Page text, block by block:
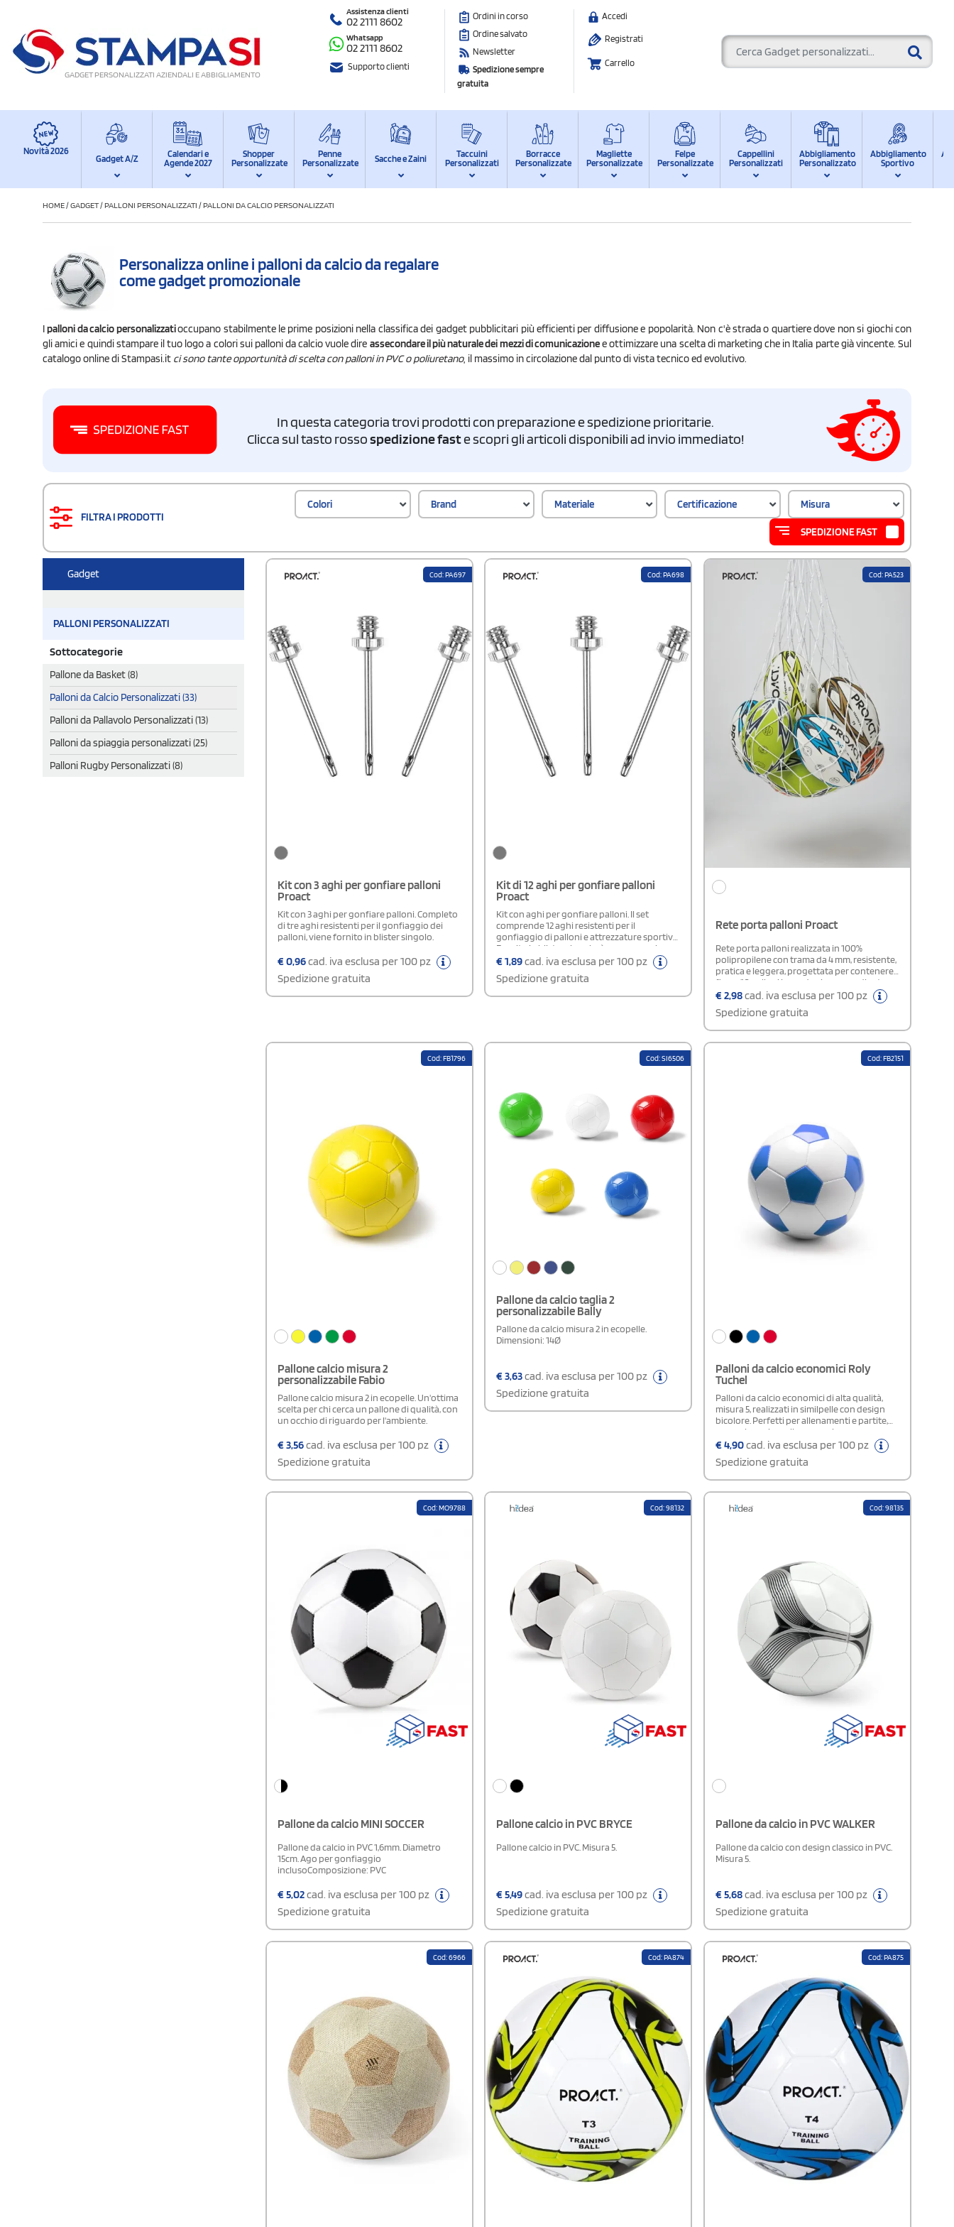
GADGET PERSONALIZZATI AZIENDALI E ABBIGLIAMENTO
Assistenza clienti
02 2111 8602
Whatsapp
02 2111 8602
Supporto clienti
Ordini in corso
Ordine salvato
Newsletter
Spedizione sempre
gratuita
Accedi
Registrati
Carrello
Novità 2026
Gadget A/Z
Calendari e
Agende 2027
Shopper
Personalizzate
Penne
Personalizzate
Sacche e Zaini
Taccuini
Personalizzati
Borracce
Personalizzate
Magliette
Personalizzate
Felpe
Personalizzate
Cappellini
Personalizzati
Abbigliamento
Personalizzato
Abbigliamento
Sportivo
HOME/GADGET/PALLONI PERSONALIZZATI /PALLONI DA CALCIO PERSONALIZZATI
Personalizza online i palloni da calcio da regalare
come gadget promozionale
Ipalloni da calcio personalizzatioccupano stabilmente le prime posizioni nella classifica dei gadget pubblicitari più efficienti per diffusione e popolarità. Non c'è strada o quartiere dove non si giochi con
gli amici e quindi stampare il tuo logo a colori sui palloni da calcio vuole dire assecondare il più naturale dei mezzi di comunicazionee ottimizzare una scelta di marketing che in Italia parte già vincente. Sul
catalogo online di Stampasi.it ci sono tante opportunità di scelta con palloni in PVC o poliuretano, il massimo in circolazione dal punto di vista tecnico ed evolutivo.
In questa categoria trovi prodotti con preparazione e spedizione prioritarie.
Clicca sul tasto rossospedizione faste scopri gli articoli disponibili ad invio immediato!
FILTRA I PRODOTTI
Colori Brand Materiale Certificazione Misura
SPEDIZIONE FAST
Gadget
PALLONI PERSONALIZZATI
Sottocategorie
Pallone da Basket (8)
Palloni da Calcio Personalizzati (33)
Palloni da Pallavolo Personalizzati (13)
Palloni da spiaggia personalizzati (25)
Palloni Rugby Personalizzati (8)
Cod: PA697
Kit con 3 aghi per gonfiare palloni
Proact
Kit con 3 aghi per gonfiare palloni. Completo
di tre aghi resistenti per il gonfiaggio dei
palloni, viene fornito in blister singolo.
€0,96cad. iva esclusa per 100 pz
Spedizione gratuita
Cod: PA698
Kit di 12 aghi per gonfiare palloni
Proact
Kit con aghi per gonfiare palloni. Il set
comprende 12 aghi resistenti per il
gonfiaggio di palloni e attrezzature sportive.
Fornito in blister singolo, è un accessorio
indispensabile per squadre, palestre
€1,89cad. iva esclusa per 100 pz
Spedizione gratuita
Cod: PA523
Rete porta palloni Proact
Rete porta palloni realizzata in 100%
polipropilene con trama da 4 mm, resistente,
pratica e leggera, progettata per contenere
fino a 10 palloni in modo sicuro e ordinato,
ideale per allenamenti, trasferte e attività di
elevata capacità e facilità di trasporto
€2,98cad. iva esclusa per 100 pz
Spedizione gratuita
Cod: FB1796
Pallone calcio misura 2
personalizzabile Fabio
Pallone calcio misura 2 in ecopelle. Un'ottima
scelta per chi cerca un pallone di qualità, con
un occhio di riguardo per l'ambiente.
€3,56cad. iva esclusa per 100 pz
Spedizione gratuita
Cod: SI6506
Pallone da calcio taglia 2
personalizzabile Bally
Pallone da calcio misura 2 in ecopelle.
Dimensioni: 14Ø
€3,63cad. iva esclusa per 100 pz
Spedizione gratuita
Cod: FB2151
Palloni da calcio economici Roly
Tuchel
Palloni da calcio economici di alta qualità,
misura 5, realizzati in similpelle con design
bicolore. Perfetti per allenamenti e partite,
senza rinunciare alla convenienza.
€4,90cad. iva esclusa per 100 pz
Spedizione gratuita
Cod: MO9788
Pallone da calcio MINI SOCCER
Pallone da calcio in PVC 1,6mm. Diametro
15cm. Ago per gonfiaggio
inclusoComposizione: PVC
€5,02cad. iva esclusa per 100 pz
Spedizione gratuita
Cod: 98132
Pallone calcio in PVC BRYCE
Pallone calcio in PVC. Misura 5.
€5,49cad. iva esclusa per 100 pz
Spedizione gratuita
Cod: 98135
Pallone da calcio in PVC WALKER
Pallone da calcio con design classico in PVC.
Misura 5.
€5,68cad. iva esclusa per 100 pz
Spedizione gratuita
Cod: 6966 Cod: PA874 Cod: PA875